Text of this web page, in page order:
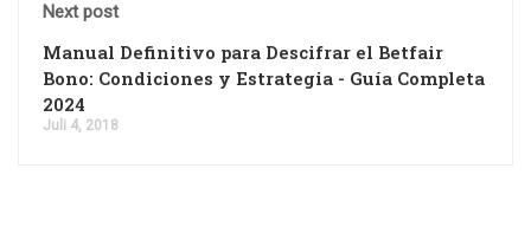
Next post
Manual Definitivo para Descifrar el Betfair
Bono: Condiciones y Estrategia - Guía Completa
2024
Juli 4, 2018